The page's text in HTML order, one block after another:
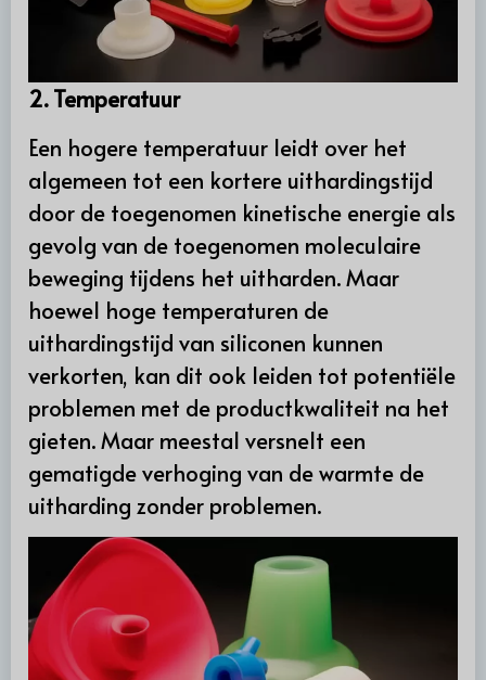
2. Temperatuur
Een hogere temperatuur leidt over het
algemeen tot een kortere uithardingstijd
door de toegenomen kinetische energie als
gevolg van de toegenomen moleculaire
beweging tijdens het uitharden. Maar
hoewel hoge temperaturen de
uithardingstijd van siliconen kunnen
verkorten, kan dit ook leiden tot potentiële
problemen met de productkwaliteit na het
gieten. Maar meestal versnelt een
gematigde verhoging van de warmte de
uitharding zonder problemen.